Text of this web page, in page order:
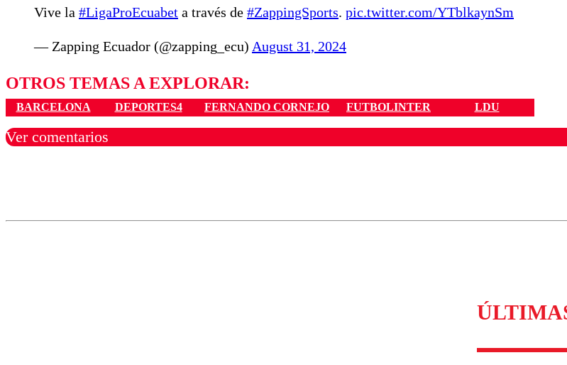
Vive la #LigaProEcuabet a través de #ZappingSports. pic.twitter.com/YTblkaynSm
— Zapping Ecuador (@zapping_ecu) August 31, 2024
OTROS TEMAS A EXPLORAR:
BARCELONA DEPORTES4 FERNANDO CORNEJO FUTBOLINTER LDU
Ver comentarios